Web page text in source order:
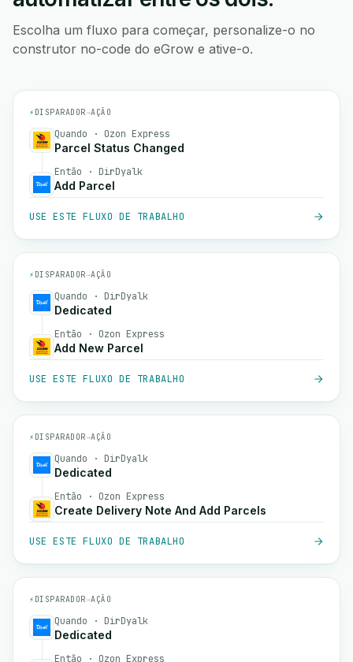
Escolha um fluxo para começar, personalize-o no
construtor no-code do eGrow e ative-o.
⚡ DISPARADOR→AÇÃO
Quando · Ozon Express
Parcel Status Changed
Então · DirDyalk
Add Parcel
USE ESTE FLUXO DE TRABALHO
⚡ DISPARADOR→AÇÃO
Quando · DirDyalk
Dedicated
Então · Ozon Express
Add New Parcel
USE ESTE FLUXO DE TRABALHO
⚡ DISPARADOR→AÇÃO
Quando · DirDyalk
Dedicated
Então · Ozon Express
Create Delivery Note And Add Parcels
USE ESTE FLUXO DE TRABALHO
⚡ DISPARADOR→AÇÃO
Quando · DirDyalk
Dedicated
Então · Ozon Express